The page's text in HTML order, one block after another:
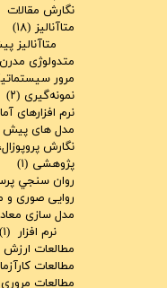
نگارش مقالات
متاآنالیز (۱۸)
متاآنالیز
متدولوژی مدرن
مرور
نمونه‌گیری (۲)
نرم افزارهای
مدل های پیش
نگارش
پژوهشی (۱)
روان سنجي
روایی صوری و
مدل سازی
نرم افزار AMOS (۱)
مطالعات
مطالعات
مطالعات مروري